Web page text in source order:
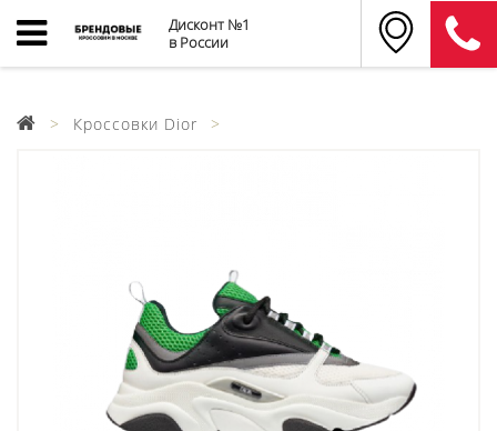
Дисконт №1
в России
Кроссовки Dior